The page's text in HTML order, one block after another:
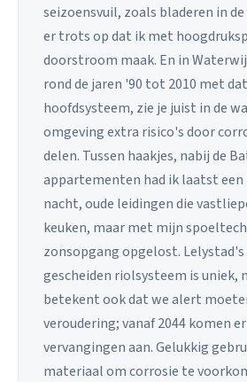
seizoensvuil, zoals bladeren in
er trots op dat ik met
doorstroom maak. En in
rond de jaren '90 tot 2010 met
hoofdsysteem, zie je juist in de
omgeving extra risico's door
delen. Tussen haakjes, nabij de
appartementen had ik laatst een
nacht, oude leidingen die
keuken, maar met mijn
zonsopgang opgelost.
gescheiden riolsysteem is uniek,
betekent ook dat we alert
veroudering; vanaf 2044 komen
vervangingen aan. Gelukkig
materiaal om corrosie te